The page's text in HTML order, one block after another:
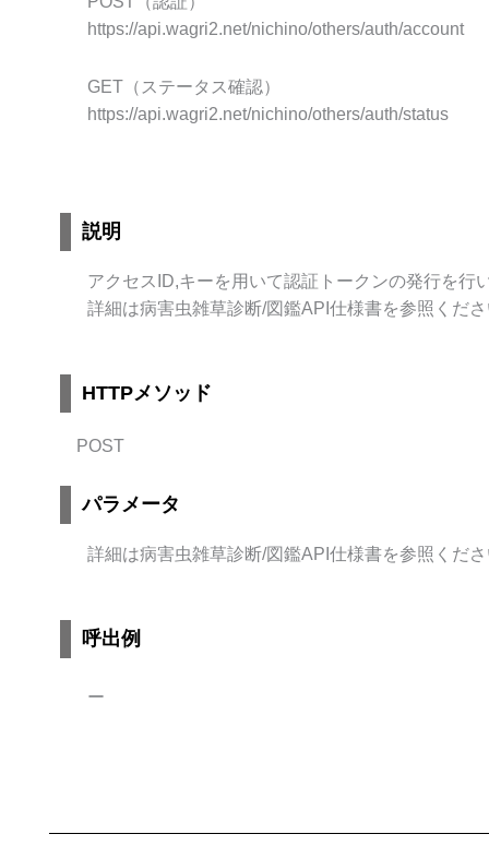
https://api.wagri2.net/nichino/others/auth/account
GET（ステータス確認）
https://api.wagri2.net/nichino/others/auth/status
説明
アクセスID,キーを用いて認証トークンの発行を行
詳細は病害虫雑草診断/図鑑API仕様書を参照くだ
HTTPメソッド
POST
パラメータ
詳細は病害虫雑草診断/図鑑API 仕様書を参照くだ
呼出例
ー